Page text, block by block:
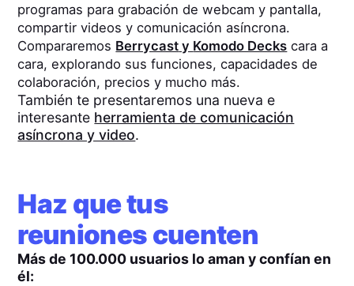
programas para grabación de webcam y pantalla,
compartir videos y comunicación asíncrona.
Compararemos Berrycast y Komodo Decks cara a
cara, explorando sus funciones, capacidades de
colaboración, precios y mucho más.
También te presentaremos una nueva e
interesante herramienta de comunicación
asíncrona y video.
Haz que tus
reuniones cuenten
Más de 100.000 usuarios lo aman y confían en
él: